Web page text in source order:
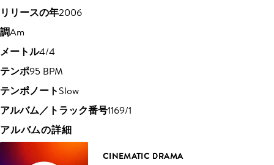
リリースの年2006
調Am
メートル4/4
テンポ95 BPM
テンポノートSlow
アルバム／トラック番号1169/1
アルバムの詳細
CINEMATIC DRAMA